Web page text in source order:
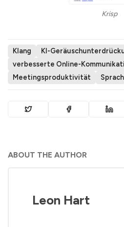
Krisp
Klang
KI-
verbesserte Online-
Meetingsproduktivität
ABOUT THE AUTHOR
Leon Hart